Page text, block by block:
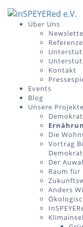
Skip
Über Uns
Kontakt
Events
Blog
Unsere Projekte
Die
Vortrag
Der
Raum für
Anders